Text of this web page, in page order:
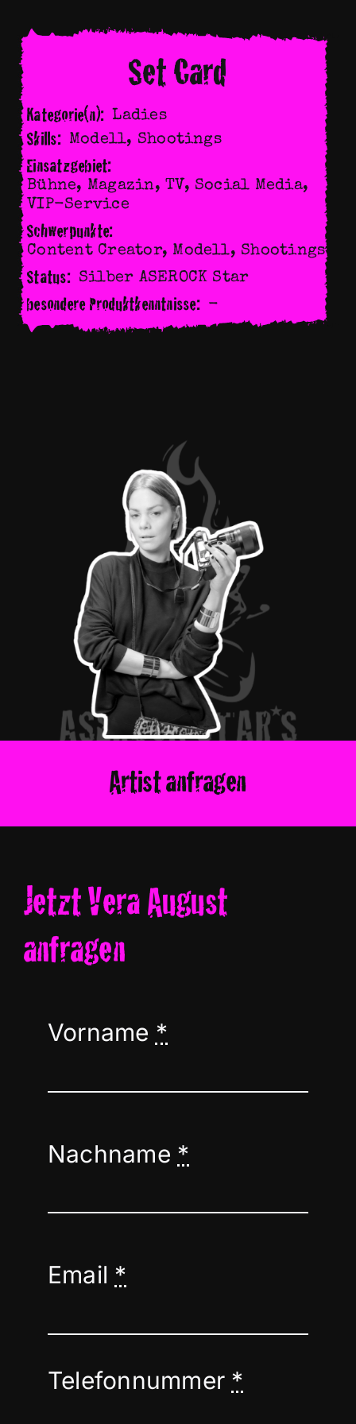
Set Card
Kategorie(n): Ladies
Skills: Modell, Shootings
Einsatzgebiet:
Bühne, Magazin, TV, Social Media,
VIP-Service
Schwerpunkte:
Content Creator, Modell, Shootings
Status: Silber ASEROCK Star
besondere Produktkenntnisse: -
Artist anfragen
Jetzt Vera August
anfragen
Vorname *
Nachname *
Email *
Telefonnummer *